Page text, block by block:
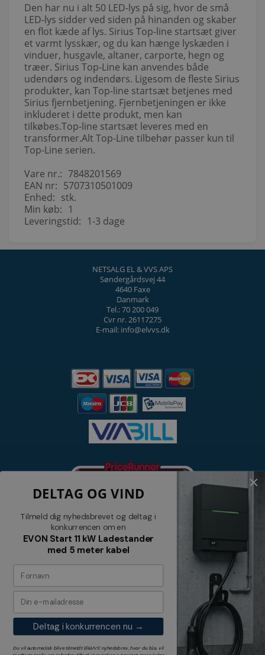
Den har nu i alt 50 LED-lys på sig, hvor de små
LED-lys sidder ved siden på hinanden og skaber
en flot kæde af lys. Sirius Top-line startsæt giver
et varmt lysskær, og du kan hænge lyskæden i
vinduer, husgavle, altaner, carporte, hegn og
træer. Sirius Top-Line kan anvendes både
udendørs og indendørs. Ligesom de fleste Sirius
produkter, kan Top-line startsæt betjenes med
Sirius fjernbetjening. Fjernbetjeningen er ikke
inkluderet i dette produkt, men kan
tilkøbes.Top-line startsæt leveres med en
transformer.Alt Top-Line tilbehør passer kun til
Top-Line serien.
Vare nr.: 7848201569
EAN nr: 5707310501009
Enhed: stk.
Min køb: 1
Leveringstid: 1-3 dage
NETSALG EL & VVS APS
Søndergårdsvej 44
4640 Faxe
Danmark
Tel.: 70 200 049
Cvr nr. 26117275
E-mail: info@elvvs.dk
Nyhedsbrev
Tilmeld dig vores nyhedsbrev og
modtag relevante tilbud og nyheder
Tilmeld
DELTAG OG VIND
Tilmeld dig nyhedsbrevet og deltag i
konkurrencen om en
EVON Start 11 kW Ladestander
med 5 meter kabel
Deltag i konkurrencen nu →
Du vil automatisk blive tilmeldt El&VVS' nyhedsbrev, hvor du bl.a. vil